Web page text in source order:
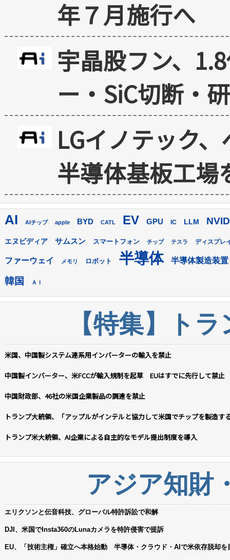
年７月施行へ
宇晶股フン、
ー・SiC切断・
LGイノテック
半導体基板工場
AI AIチップ apple BYD CATL EV GPU IC LLM
エヌビディア サムスン スマートフォン チップ テスラ ディスプレ
ファーウェイ メモリ ロボット 半導体 半導体製造装置
韓国 ＡＩ
【特集】ト
米国、中国製システム連系用インバーターの輸入を禁止
中国製インバーター、米FCCが輸入規制を起草 EUはすでに先行して禁止
中国財政部、46社の米国企業製品の調達を禁止
トランプ大統領、「アップルがインテルと協力して米国でチップを製造す
トランプ米大統領、AI企業による自主的なモデル提出制度を導入
アジア知財
エリクソンと伝音科技、グローバル特許訴訟で和解
DJI、米国でInsta360のLunaカメラを特許侵害で提訴
EU、「技術主権」確立へ本格始動 半導体・クラウド・AIで米依存脱却を